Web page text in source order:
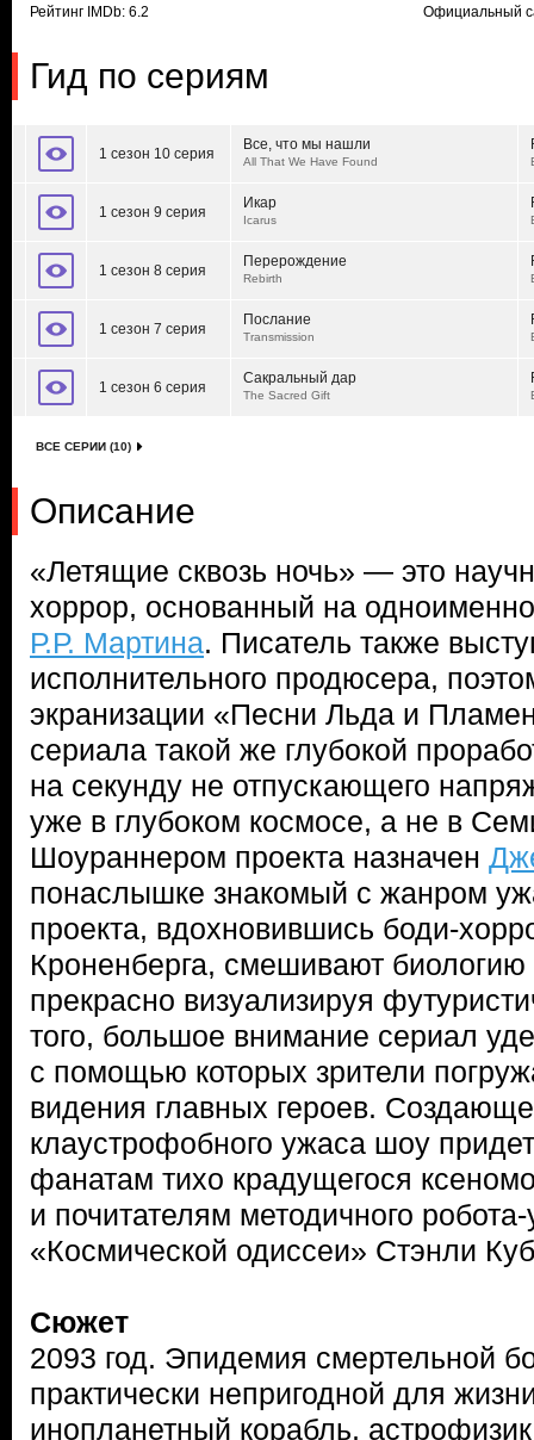
Рейтинг IMDb: 6.2
Официальный
Гид по сериям
1 сезон 10 серия
Все, что мы нашли
All That We Have Found
1 сезон 9 серия
Икар
Icarus
1 сезон 8 серия
Перерождение
Rebirth
1 сезон 7 серия
Послание
Transmission
1 сезон 6 серия
Сакральный дар
The Sacred Gift
ВСЕ СЕРИИ (10)
Описание
«Летящие сквозь ночь» — это
хоррор, основанный на
Р.Р. Мартина. Писатель также
исполнительного продюсера,
экранизации «Песни Льда и
сериала такой же глубокой
на секунду не отпускающего
уже в глубоком космосе, а не в
Шоураннером проекта назначен
понаслышке знакомый с жанром
проекта, вдохновившись боди-
Кроненберга, смешивают биологию
прекрасно визуализируя
того, большое внимание сериал
с помощью которых зрители
видения главных героев.
клаустрофобного ужаса шоу
фанатам тихо крадущегося
и почитателям методичного
«Космической одиссеи» Стэнли
Сюжет
2093 год. Эпидемия смертельной
практически непригодной для
инопланетный корабль,